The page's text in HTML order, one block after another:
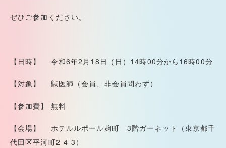
ぜひご参加ください。
【日時】 令和6年2月18日（日）14時00分から16時00分
【対象】 獣医師（会員、非会員問わず）
【参加費】 無料
【会場】 ホテルルポール麹町 3階ガーネット（東京都千
代田区平河町2-4-3）